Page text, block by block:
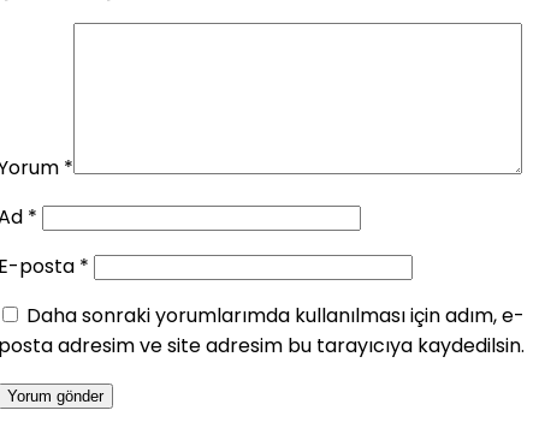
*
*
posta *
Daha sonraki yorumlarımda kullanılması için adım, e-
adresim ve site adresim bu tarayıcıya kaydedilsin.